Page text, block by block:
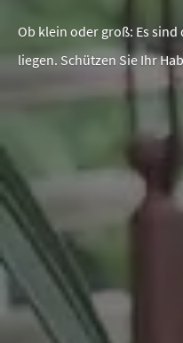
Ob klein oder groß: Es sind
liegen. Schützen Sie Ihr